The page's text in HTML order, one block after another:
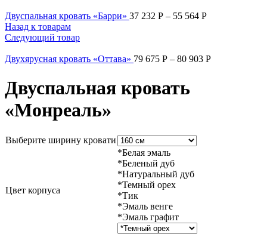
Двуспальная кровать «Барри» 37 232 Р – 55 564 Р
Назад к товарам
Следующий товар
Двухярусная кровать «Оттава» 79 675 Р – 80 903 Р
Двуспальная кровать
«Монреаль»
Выберите ширину кровати
Цвет корпуса
*Белая эмаль
*Беленый дуб
*Натуральный дуб
*Темный орех
*Тик
*Эмаль венге
*Эмаль графит